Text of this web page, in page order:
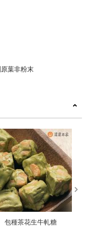
葉非粉末
包種茶花生牛軋糖
next